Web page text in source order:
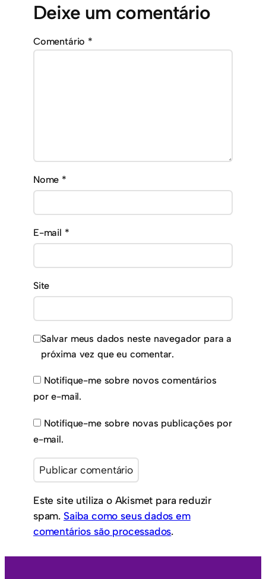
Deixe um comentário
Comentário *
Nome *
E-mail *
Site
Salvar meus dados neste navegador para a
próxima vez que eu comentar.
Notifique-me sobre novos comentários
por e-mail.
Notifique-me sobre novas publicações por
e-mail.
Este site utiliza o Akismet para reduzir
spam. Saiba como seus dados em
comentários são processados.